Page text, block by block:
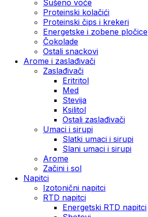
Sušeno voće
Proteinski kolačići
Proteinski čips i krekeri
Energetske i zobene pločice
Čokolade
Ostali snackovi
Arome i zaslađivači
Zaslađivači
Eritritol
Med
Stevija
Ksilitol
Ostali zaslađivači
Umaci i sirupi
Slatki umaci i sirupi
Slani umaci i sirupi
Arome
Začini i sol
Napitci
Izotonični napitci
RTD napitci
Energetski RTD napitci